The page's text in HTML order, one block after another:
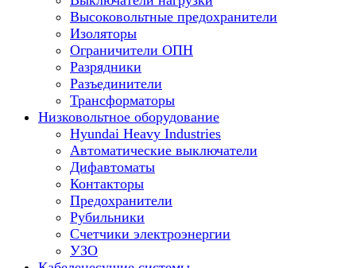
Высоковольтные предохранители
Изоляторы
Ограничители ОПН
Разрядники
Разъединители
Трансформаторы
Низковольтное оборудование
Hyundai Heavy Industries
Автоматические выключатели
Дифавтоматы
Контакторы
Предохранители
Рубильники
Счетчики электроэнергии
УЗО